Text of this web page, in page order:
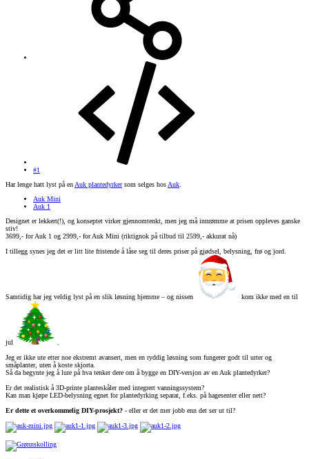
#1
Har lenge hatt lyst på en Auk plantedyrkersom selges hos Auk
Auk Mini
Auk 1
Designet er lekkert(!), og konseptet virker gjennomtenkt, men jeg må innrømme at prisen oppleves ganske
stiv!
3699,- for Auk 1 og 2999,- for Auk Mini (riktignok på tilbud til 2599,- akkurat nå)
I tillegg synes jeg det er litt lite fristende å låse seg til deres priser på gjødsel, belysning, frø og jord.
Samtidig har jeg veldig lyst på en slik løsning hjemme – og nissen kom ikke med en til
jul
Jeg er ikke ute etter noe ekstremt avansert, men en ryddig løsning som fungerer godt til urter og
småplanter, uten å koste skjorta.
Så da begynte jeg å lure på hva tenker dere om å bygge en DIY-versjon av en Auk plantedyrker?
Er det realistisk å 3D-printe planteskåler med integrert vanningssystem?
Kan man kjøpe LED-belysning egnet for plantedyrking separat, f.eks. på hagesenter eller nett?
Er dette et overkommelig DIY-prosjekt? - eller er det mer jobb enn det ser ut til?